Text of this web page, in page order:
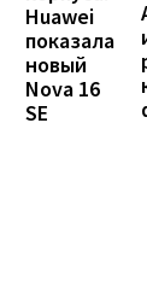
Huawei
показала
новый
Nova 16
SE